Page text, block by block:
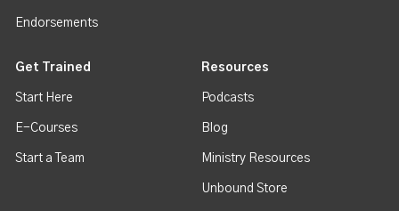
Endorsements
Get Trained
Start Here
E-Courses
Start a Team
Resources
Podcasts
Blog
Ministry Resources
Unbound Store